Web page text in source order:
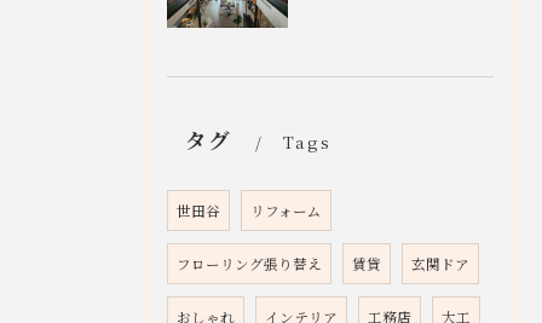
タグ Tags
世田谷 リフォーム
フローリング張り替え 賃貸 玄関ドア
おしゃれ インテリア 工務店 大工